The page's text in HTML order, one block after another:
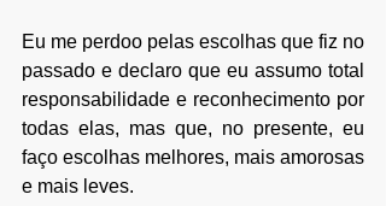
Eu me perdoo pelas escolhas que fiz no
passado e declaro que eu assumo total
responsabilidade e reconhecimento por
todas elas, mas que, no presente, eu
faço escolhas melhores, mais amorosas
e mais leves.